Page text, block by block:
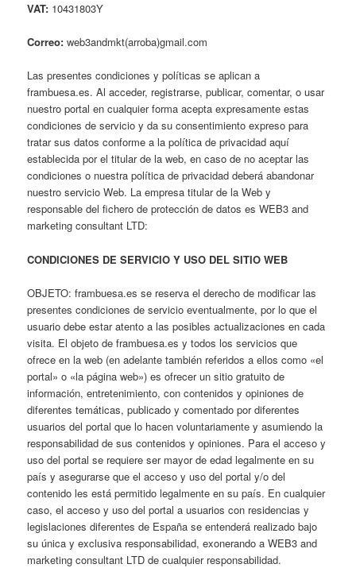
VAT: 10431803Y
Correo: web3andmkt(arroba)gmail.com
Las presentes condiciones y políticas se aplican a
frambuesa.es. Al acceder, registrarse, publicar, comentar, o usar
nuestro portal en cualquier forma acepta expresamente estas
condiciones de servicio y da su consentimiento expreso para
tratar sus datos conforme a la política de privacidad aquí
establecida por el titular de la web, en caso de no aceptar las
condiciones o nuestra política de privacidad deberá abandonar
nuestro servicio Web. La empresa titular de la Web y
responsable del fichero de protección de datos es WEB3 and
marketing consultant LTD:
CONDICIONES DE SERVICIO Y USO DEL SITIO WEB
OBJETO: frambuesa.es se reserva el derecho de modificar las
presentes condiciones de servicio eventualmente, por lo que el
usuario debe estar atento a las posibles actualizaciones en cada
visita. El objeto de frambuesa.es y todos los servicios que
ofrece en la web (en adelante también referidos a ellos como «el
portal» o «la página web») es ofrecer un sitio gratuito de
información, entretenimiento, con contenidos y opiniones de
diferentes temáticas, publicado y comentado por diferentes
usuarios del portal que lo hacen voluntariamente y asumiendo la
responsabilidad de sus contenidos y opiniones. Para el acceso y
uso del portal se requiere ser mayor de edad legalmente en su
país y asegurarse que el acceso y uso del portal y/o del
contenido les está permitido legalmente en su país. En cualquier
caso, el acceso y uso del portal a usuarios con residencias y
legislaciones diferentes de España se entenderá realizado bajo
su única y exclusiva responsabilidad, exonerando a WEB3 and
marketing consultant LTD de cualquier responsabilidad.